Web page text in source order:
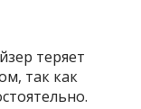
теряет
так как